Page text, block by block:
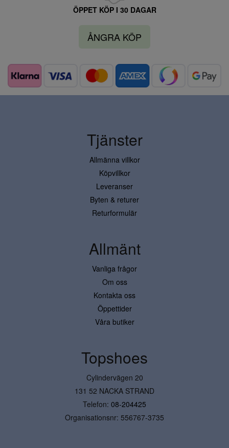
ÖPPET KÖP I 30 DAGAR
ÅNGRA KÖP
Tjänster
Allmänna villkor
Köpvillkor
Leveranser
Byten & returer
Returformulär
Allmänt
Vanliga frågor
Om oss
Kontakta oss
Öppettider
Våra butiker
Topshoes
Cylindervägen 20
131 52 NACKA STRAND
Telefon: 08-204425
Organisationsnr: 556767-3735